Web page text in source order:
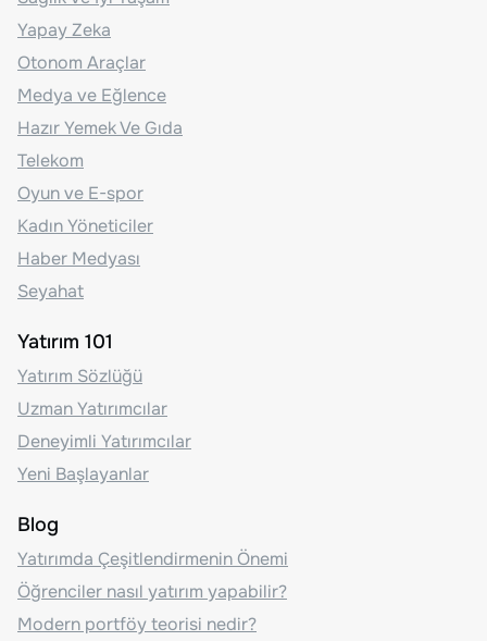
Yapay Zeka
Otonom Araçlar
Medya ve Eğlence
Hazır Yemek Ve Gıda
Telekom
Oyun ve E-spor
Kadın Yöneticiler
Haber Medyası
Seyahat
Yatırım 101
Yatırım Sözlüğü
Uzman Yatırımcılar
Deneyimli Yatırımcılar
Yeni Başlayanlar
Blog
Yatırımda Çeşitlendirmenin Önemi
Öğrenciler nasıl yatırım yapabilir?
Modern portföy teorisi nedir?